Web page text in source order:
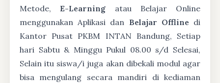
Metode,E-Learning atau Belajar Online
menggunakan Aplikasi dan Belajar Offline di
Kantor Pusat PKBM INTAN Bandung, Setiap
hari Sabtu & Minggu Pukul 08.00 s/d Selesai,
Selain itu siswa/i juga akan dibekali modul agar
bisa mengulang secara mandiri di kediaman